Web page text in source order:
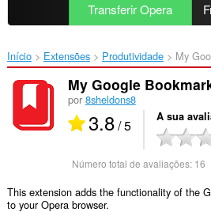
Transferir Opera
Início Extensões Produtividade My
My Google
por 8sheldons8
3.8/ 5 A sua
Número total de avaliações: 16
This extension adds the functionality of the
to your Opera browser.